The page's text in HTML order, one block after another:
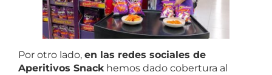
Por otro lado, en las redes sociales de
Aperitivos Snackhemos dado cobertura al